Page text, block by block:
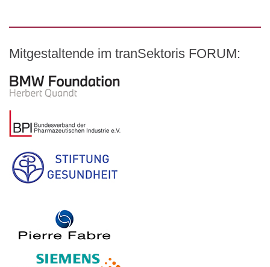
Mitgestaltende im tranSektoris FORUM:
Logo – BMW Foundation Herbert Quandt
Logo – BDI Bundesverband der Pharmazeutischen
Logo – Stiftung Gesundheit
Logo – Pierre Fabre Pharma